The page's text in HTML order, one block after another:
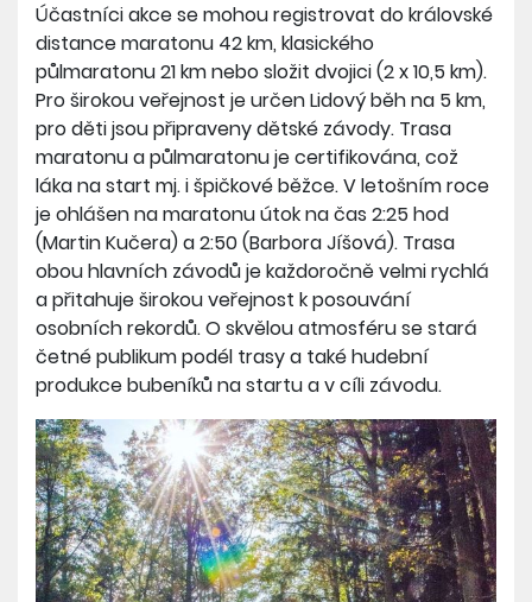
Účastníci akce se mohou registrovat do královské
distance maratonu 42 km, klasického
půlmaratonu 21 km nebo složit dvojici (2 x 10,5 km).
Pro širokou veřejnost je určen Lidový běh na 5 km,
pro děti jsou připraveny dětské závody. Trasa
maratonu a půlmaratonu je certifikována, což
láka na start mj. i špičkové běžce. V letošním roce
je ohlášen na maratonu útok na čas 2:25 hod
(Martin Kučera) a 2:50 (Barbora Jíšová). Trasa
obou hlavních závodů je každoročně velmi rychlá
a přitahuje širokou veřejnost k posouvání
osobních rekordů. O skvělou atmosféru se stará
četné publikum podél trasy a také hudební
produkce bubeníků na startu a v cíli závodu.